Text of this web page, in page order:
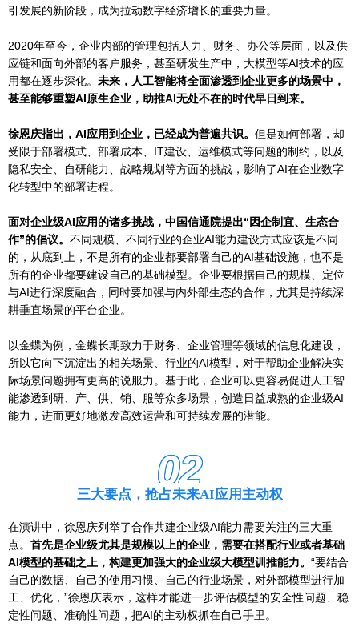
引发展的新阶段，成为拉动数字经济增长的重要力量。
2020年至今，企业内部的管理包括人力、财务、办公等层面，以及供
应链和面向外部的客户服务，甚至研发生产中，大模型等AI技术的应
用都在逐步深化。 未来，人工智能将全面渗透到企业更多的场景中，
甚至能够重塑AI原生企业，助推AI无处不在的时代早日到来。
徐恩庆指出，AI应用到企业，已经成为普遍共识。 但是如何部署，却
受限于部署模式、部署成本、IT建设、运维模式等问题的制约，以及
隐私安全、自研能力、战略规划等方面的挑战，影响了AI在企业数字
化转型中的部署进程。
面对企业级AI应用的诸多挑战，中国信通院提出“因企制宜、生态合
作”的倡议。 不同规模、不同行业的企业AI能力建设方式应该是不同
的，从底到上，不是所有的企业都要部署自己的AI基础设施，也不是
所有的企业都要建设自己的基础模型。企业要根据自己的规模、定位
与AI进行深度融合，同时要加强与内外部生态的合作，尤其是持续深
耕垂直场景的平台企业。
以金蝶为例，金蝶长期致力于财务、企业管理等领域的信息化建设，
所以它向下沉淀出的相关场景、行业的AI模型，对于帮助企业解决实
际场景问题拥有更高的说服力。基于此，企业可以更容易促进人工智
能渗透到研、产、供、销、服等众多场景，创造日益成熟的企业级AI
能力，进而更好地激发高效运营和可持续发展的潜能。
02
三大要点，抢占未来AI应用主动权
在演讲中，徐恩庆列举了合作共建企业级AI能力需要关注的三大重
点。 首先是企业级尤其是规模以上的企业，需要在搭配行业或者基础
AI模型的基础之上，构建更加强大的企业级大模型训推能力。 “要结合
自己的数据、自己的使用习惯、自己的行业场景，对外部模型进行加
工、优化，”徐恩庆表示，这样才能进一步评估模型的安全性问题、稳
定性问题、准确性问题，把AI的主动权抓在自己手里。